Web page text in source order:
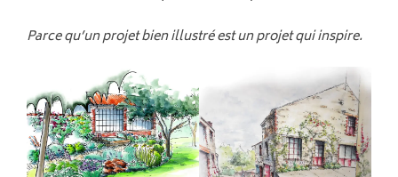
Parce qu’un projet bien illustré est un projet qui inspire.